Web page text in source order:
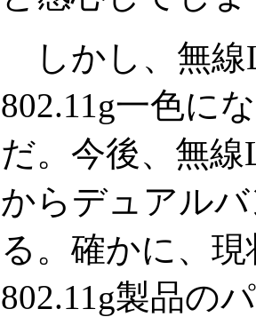
しかし、無線
802.11g一色に
だ。今後、無
からデュアル
る。確かに、
802.11g製品の